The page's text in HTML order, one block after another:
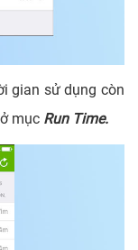
gian sử dụng còn
mục Run Time.